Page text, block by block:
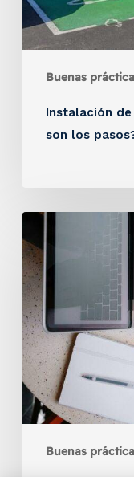
Buenas
Instalación
son los
Buenas
Licitación